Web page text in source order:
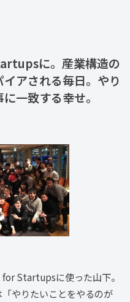
に。産業構造の
アされる毎日。やり
一致する幸せ。
Startupsに使った山下。
やりたいことをやるのが